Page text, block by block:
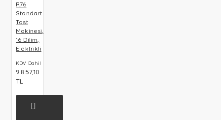
R76
Standart
Tost
Makinesi,
16 Dilim,
Elektrikli
KDV Dahil
9.857,10
TL